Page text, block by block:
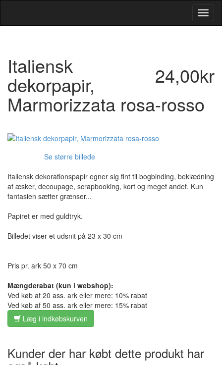
24,00kr
Italiensk
dekorpapir,
Marmorizzata rosa-rosso
Se større billede
Italiensk dekorationspapir egner sig fint til bogbinding, beklædning
af æsker, decoupage, scrapbooking, kort og meget andet. Kun
fantasien sætter grænser...
Papiret er med guldtryk.
Billedet viser et udsnit på 23 x 30 cm
Pris pr. ark 50 x 70 cm
Mængderabat (kun i webshop):
Ved køb af 20 ass. ark eller mere: 10% rabat
Ved køb af 50 ass. ark eller mere: 15% rabat
Læg i indkøbskurven
Kunder der har købt dette produkt har